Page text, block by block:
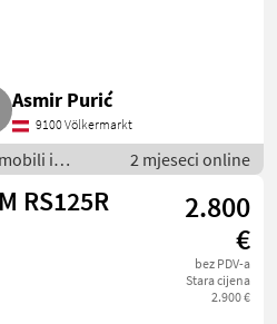
Asmir Purić
9100 Völkermarkt
i
/ Motori
2 mjeseci online
RS125R
2.800
€
bez PDV-a
Stara cijena
2.900 €